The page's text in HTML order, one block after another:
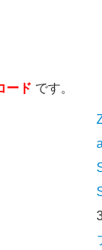
ード です。